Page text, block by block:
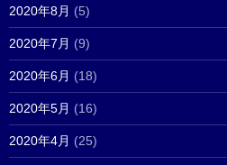
2020年8月 (5)
2020年7月 (9)
2020年6月 (18)
2020年5月 (16)
2020年4月 (25)